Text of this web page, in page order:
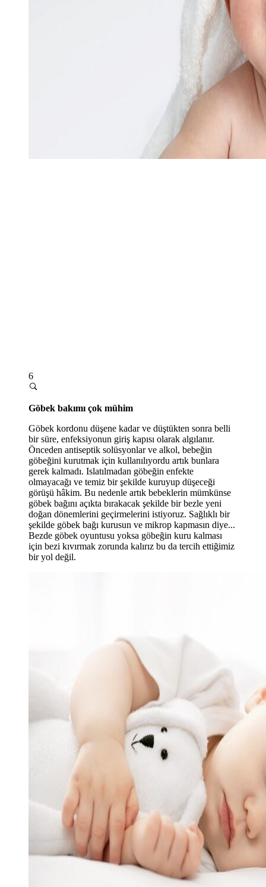
6
Göbek bakımı çok mühim
Göbek kordonu düşene kadar ve düştükten sonra belli
bir süre, enfeksiyonun giriş kapısı olarak algılanır.
Önceden antiseptik solüsyonlar ve alkol, bebeğin
göbeğini kurutmak için kullanılıyordu artık bunlara
gerek kalmadı. Islatılmadan göbeğin enfekte
olmayacağı ve temiz bir şekilde kuruyup düşeceği
görüşü hâkim. Bu nedenle artık bebeklerin mümkünse
göbek bağını açıkta bırakacak şekilde bir bezle yeni
doğan dönemlerini geçirmelerini istiyoruz. Sağlıklı bir
şekilde göbek bağı kurusun ve mikrop kapmasın diye...
Bezde göbek oyuntusu yoksa göbeğin kuru kalması
için bezi kıvırmak zorunda kalırız bu da tercih ettiğimiz
bir yol değil.